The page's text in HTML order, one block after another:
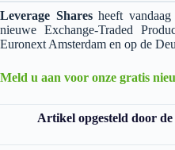
Leverage Sharesheeft vandaag
nieuwe Exchange-Traded
Euronext Amsterdam en op de
Meld u aan voor onze gratis
Artikel opgesteld door